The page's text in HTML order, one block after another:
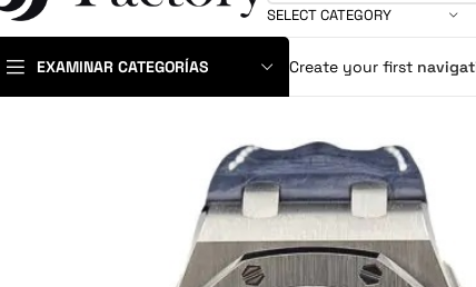
SELECT CATEGORY
EXAMINAR CATEGORÍAS Create your first